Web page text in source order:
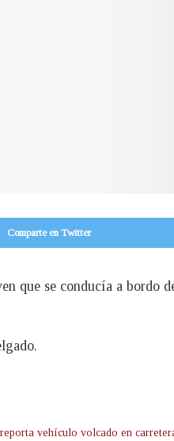
Comparte en Twitter
que se conducía a bordo
vehículo volcado en